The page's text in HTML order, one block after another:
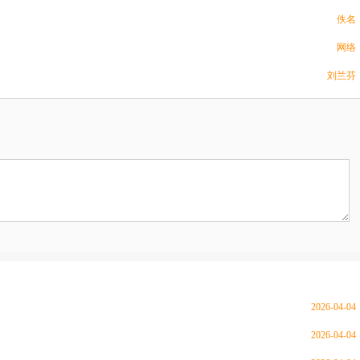
佚名
网络
刘兰芬
2026-04-04
2026-04-04